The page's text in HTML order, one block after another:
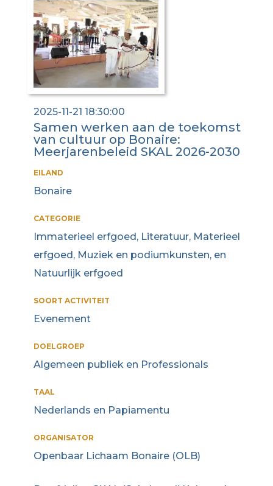
2025-11-21 18:30:00
Samen werken aan de toekomst
van cultuur op Bonaire:
Meerjarenbeleid SKAL 2026-2030
EILAND
Bonaire
CATEGORIE
Immaterieel erfgoed, Literatuur, Materieel
erfgoed, Muziek en podiumkunsten, en
Natuurlijk erfgoed
SOORT ACTIVITEIT
Evenement
DOELGROEP
Algemeen publiek en Professionals
TAAL
Nederlands en Papiamentu
ORGANISATOR
Openbaar Lichaam Bonaire (OLB)